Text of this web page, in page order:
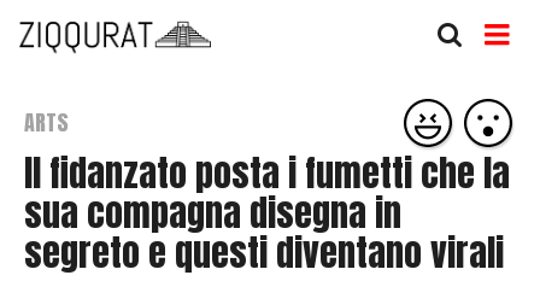
ARTS
Il fidanzato posta i fumetti che la
sua compagna disegna in
segreto e questi diventano virali